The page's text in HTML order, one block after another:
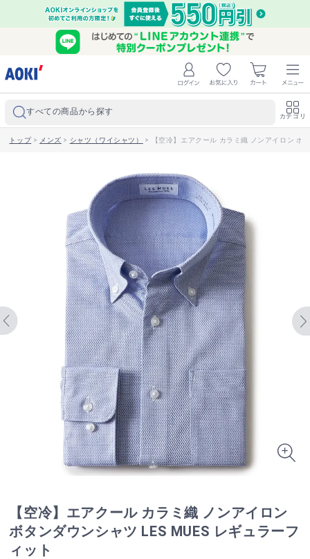
すべての商品から探す カテゴリ
トップ> メンズ > シャツ（ワイシャツ） > 【空冷】エアクール カラミ織 ノンアイロン ボ
【空冷】エアクール カラミ織 ノンアイロン
ボタンダウンシャツ LES MUES レギュラーフ
ィット